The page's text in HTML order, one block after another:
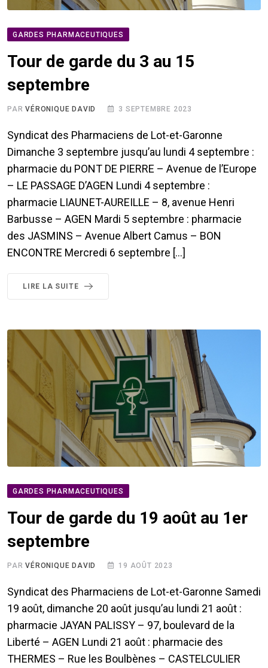
GARDES PHARMACEUTIQUES
Tour de garde du 3 au 15
septembre
PARVÉRONIQUE DAVID 3 SEPTEMBRE 2023
Syndicat des Pharmaciens de Lot-et-Garonne
Dimanche 3 septembre jusqu’au lundi 4 septembre :
pharmacie du PONT DE PIERRE – Avenue de l’Europe
– LE PASSAGE D’AGEN Lundi 4 septembre :
pharmacie LIAUNET-AUREILLE – 8, avenue Henri
Barbusse – AGEN Mardi 5 septembre : pharmacie
des JASMINS – Avenue Albert Camus – BON
ENCONTRE Mercredi 6 septembre […]
LIRE LA SUITE
GARDES PHARMACEUTIQUES
Tour de garde du 19 août au 1er
septembre
PARVÉRONIQUE DAVID 19 AOÛT 2023
Syndicat des Pharmaciens de Lot-et-Garonne Samedi
19 août, dimanche 20 août jusqu’au lundi 21 août :
pharmacie JAYAN PALISSY – 97, boulevard de la
Liberté – AGEN Lundi 21 août : pharmacie des
THERMES – Rue les Boulbènes – CASTELCULIER